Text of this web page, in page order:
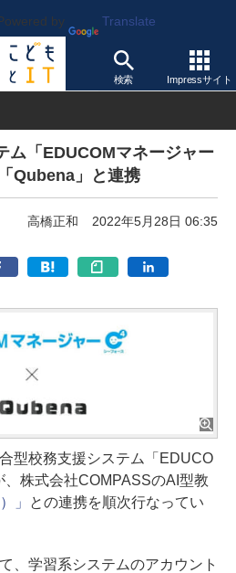
by Translate
検索 Impressサイト
の働き方改革
ム「EDUCOMマネージャー
Qubena」と連携
高橋正和 2022年5月28日 06:35
型校務支援システム「EDUCO
株式会社COMPASSのAI型教
」
との連携を順次行なってい
、学習系システムのアカウント